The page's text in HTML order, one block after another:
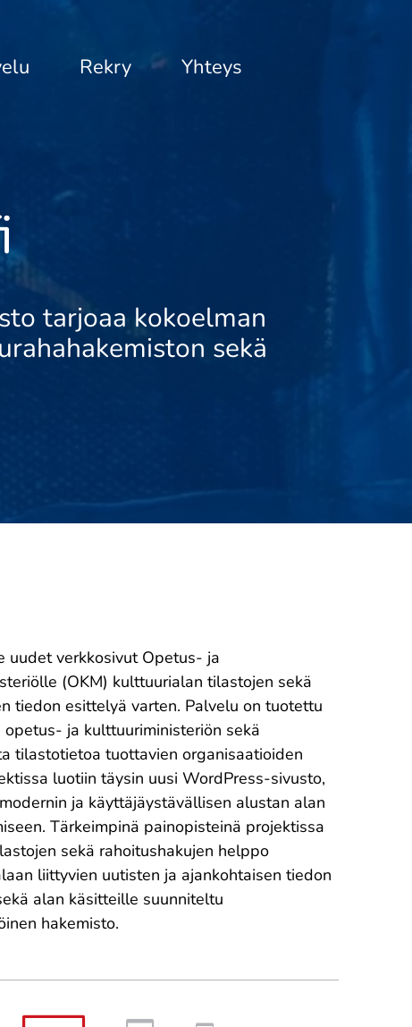
Rekry Yhteys
tarjoaa kokoelman
sekä
uudet verkkosivut Opetus- ja
(OKM) kulttuurialan tilastojen sekä
tiedon esittelyä varten. Palvelu on tuotettu
ja kulttuuriministeriön sekä
tilastotietoa tuottavien organisaatioiden
luotiin täysin uusi WordPress-sivusto,
ja käyttäjäystävällisen alustan alan
Tärkeimpinä painopisteinä projektissa
sekä rahoitushakujen helppo
liittyvien uutisten ja ajankohtaisen tiedon
alan käsitteille suunniteltu
hakemisto.